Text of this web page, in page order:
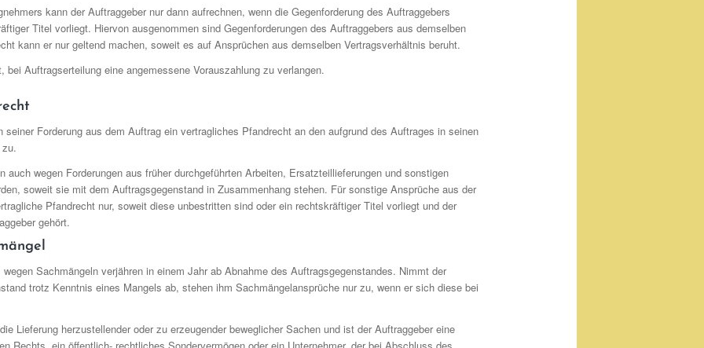
kann der Auftraggeber nur dann aufrechnen, wenn die Gegenforderung des Auftraggebers
Titel vorliegt. Hiervon ausgenommen sind Gegenforderungen des Auftraggebers aus demselben
kann er nur geltend machen, soweit es auf Ansprüchen aus demselben Vertragsverhältnis beruht.
bei Auftragserteilung eine angemessene Vorauszahlung zu verlangen.
seiner Forderung aus dem Auftrag ein vertragliches Pfandrecht an den aufgrund des Auftrages in seinen
auch wegen Forderungen aus früher durchgeführten Arbeiten, Ersatzteillieferungen und sonstigen
soweit sie mit dem Auftragsgegenstand in Zusammenhang stehen. Für sonstige Ansprüche aus der
Pfandrecht nur, soweit diese unbestritten sind oder ein rechtskräftiger Titel vorliegt und der
gehört.
Sachmängeln verjähren in einem Jahr ab Abnahme des Auftragsgegenstandes. Nimmt der
trotz Kenntnis eines Mangels ab, stehen ihm Sachmängelansprüche nur zu, wenn er sich diese bei
Lieferung herzustellender oder zu erzeugender beweglicher Sachen und ist der Auftraggeber eine